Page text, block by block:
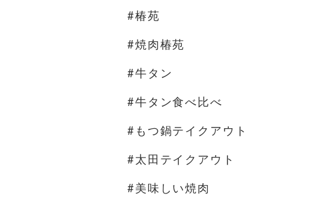
#椿苑
#焼肉椿苑
#牛タン
#牛タン食べ比べ
#もつ鍋テイクアウト
#太田テイクアウト
#美味しい焼肉